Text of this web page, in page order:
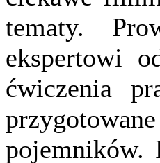
tematy.
ekspertowi
ćwiczenia
pojemników.